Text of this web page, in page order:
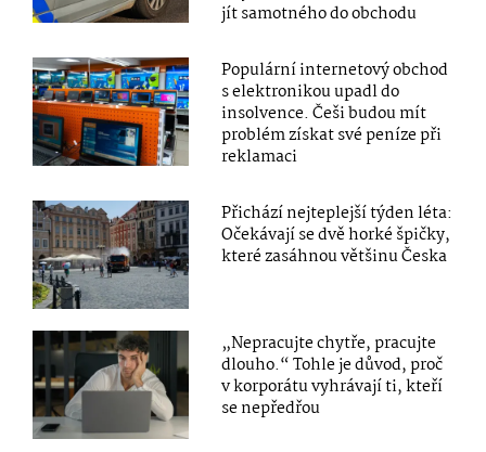
jít samotného do obchodu
Populární internetový obchod
s elektronikou upadl do
insolvence. Češi budou mít
problém získat své peníze při
reklamaci
Přichází nejteplejší týden léta:
Očekávají se dvě horké špičky,
které zasáhnou většinu Česka
„Nepracujte chytře, pracujte
dlouho.“ Tohle je důvod, proč
v korporátu vyhrávají ti, kteří
se nepředřou